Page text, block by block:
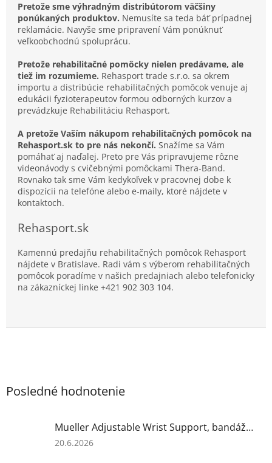
Pretože sme výhradným distribútorom väčšiny
ponúkaných produktov. Nemusíte sa teda báť prípadnej
reklamácie. Navyše sme pripravení Vám ponúknuť
veľkoobchodnú spoluprácu.
Pretože rehabilitačné pomôcky nielen predávame, ale
tiež im rozumieme. Rehasport trade s.r.o. sa okrem
importu a distribúcie rehabilitačných pomôcok venuje aj
edukácii fyzioterapeutov formou odborných kurzov a
prevádzkuje Rehabilitáciu Rehasport.
A pretože Vaším nákupom rehabilitačných pomôcok na
Rehasport.sk to pre nás nekončí. Snažíme sa Vám
pomáhať aj naďalej. Preto pre Vás pripravujeme rôzne
videonávody s cvičebnými pomôckami Thera-Band.
Rovnako tak sme Vám kedykoľvek v pracovnej dobe k
dispozícii na telefóne alebo e-maily, ktoré nájdete v
kontaktoch.
Rehasport.sk
Kamennú predajňu rehabilitačných pomôcok Rehasport
nájdete v Bratislave. Radi vám s výberom rehabilitačných
pomôcok poradíme v našich predajniach alebo telefonicky
na zákazníckej linke +421 902 303 104.
Posledné hodnotenie
Mueller Adjustable Wrist Support, bandáž na zápästie
Hodnotenie
20.6.2026